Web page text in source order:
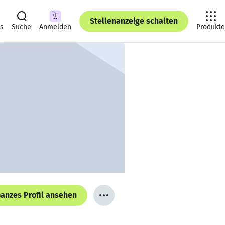
Suche Anmelden
Stellenanzeige schalten
Produkte
Profil ansehen